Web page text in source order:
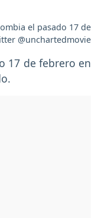
el pasado 17 de
@unchartedmovie
17 de febrero en